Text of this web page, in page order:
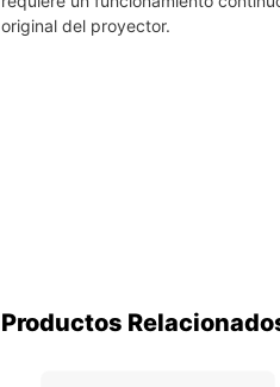
original del proyector.
Productos